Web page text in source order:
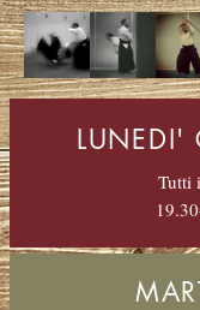
LUNEDI'
Tutti